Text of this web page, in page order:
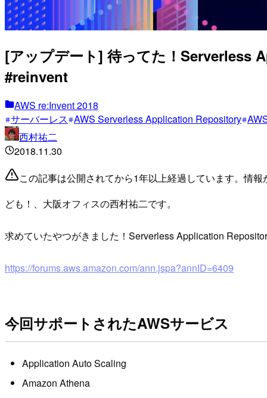
[アップデート] 待ってた！Serverless
#reinvent
AWS re:Invent 2018
サーバーレス AWS Serverless Application Repository
西村祐二
2018.11.30
この記事は公開されてから1年以上経過しています。情
ども！、大阪オフィスの西村祐二です。
求めていたやつがきました！Serverless Application
https://forums.aws.amazon.com/ann.jspa?annID=6409
今回サポートされたAWSサービス
Application Auto Scaling
Amazon Athena